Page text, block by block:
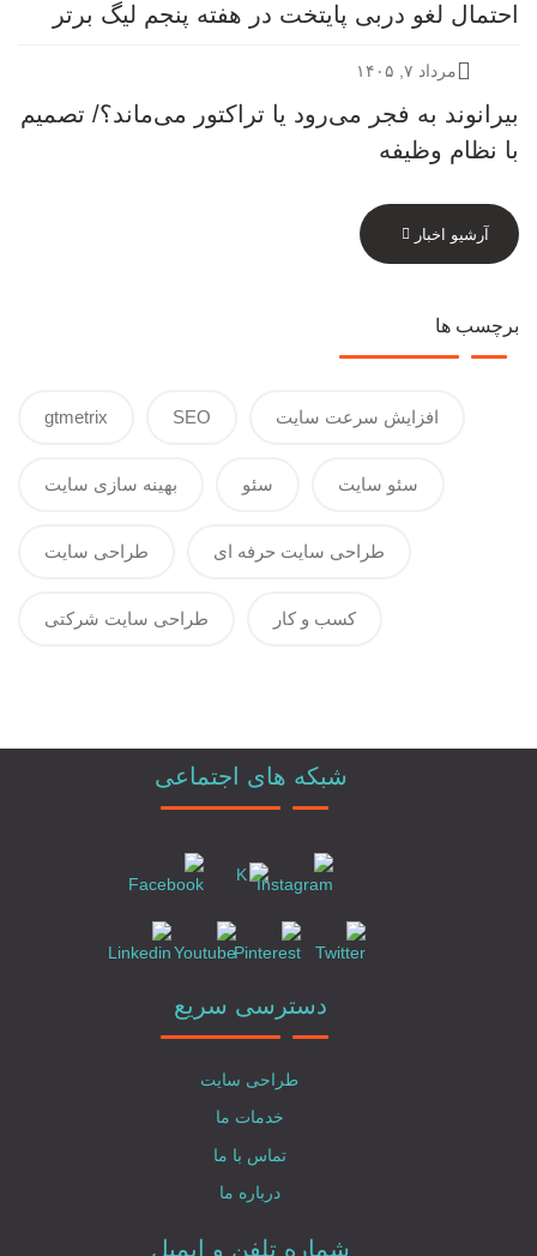
احتمال لغو دربی پایتخت در هفته پنجم لیگ برتر
مرداد ۷, ۱۴۰۵
بیرانوند به فجر می‌رود یا تراکتور می‌ماند؟/ تصمیم
با نظام وظیفه
آرشیو اخبار
برچسب ها
gtmetrix SEO افزایش سرعت سایت
بهینه سازی سایت سئو سئو سایت
طراحی سایت طراحی سایت حرفه ای
طراحی سایت شرکتی کسب و کار
شبکه های اجتماعی
دسترسی سریع
طراحی سایت
خدمات ما
تماس با ما
درباره ما
شماره تلفن و ایمیل